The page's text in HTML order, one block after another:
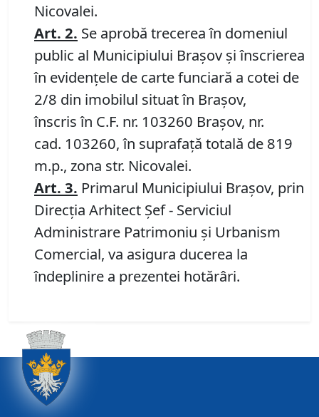
Nicovalei.
Art. 2. Se aprobă trecerea în domeniul
public al Municipiului Braşov şi înscrierea
în evidenţele de carte funciară a cotei de
2/8 din imobilul situat în Braşov,
înscris în C.F. nr. 103260 Brașov, nr.
cad. 103260, în suprafață totală de 819
m.p., zona str. Nicovalei.
Art. 3. Primarul Municipiului Braşov, prin
Direcţia Arhitect Şef - Serviciul
Administrare Patrimoniu şi Urbanism
Comercial, va asigura ducerea la
îndeplinire a prezentei hotărâri.